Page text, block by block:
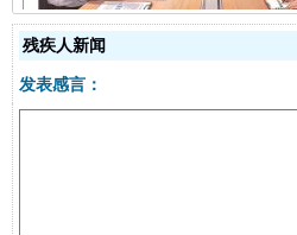
残疾人新闻
发表感言：